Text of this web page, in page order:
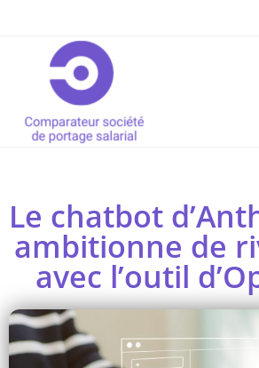
Le chatbot
ambitionne de
avec l’outil